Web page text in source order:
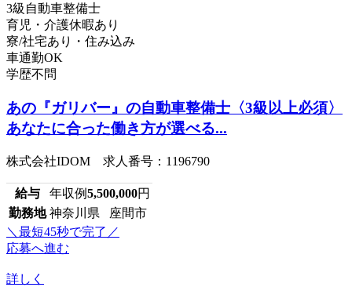
3級自動車整備士
育児・介護休暇あり
寮/社宅あり・住み込み
車通勤OK
学歴不問
あの『ガリバー』の自動車整備士〈3級以上必須〉
あなたに合った働き方が選べる...
株式会社IDOM 求人番号：1196790
給与 年収例5,500,000円
勤務地 神奈川県 座間市
＼最短45秒で完了／
応募へ進む
詳しく